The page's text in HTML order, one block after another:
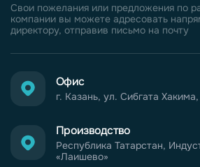
Производство
Республика Татарстан,
«Лаишево»
Офис
г. Казань, ул. Сибгата
Свои пожелания или предложения по
компании вы можете адресовать
директору, отправив письмо на почту